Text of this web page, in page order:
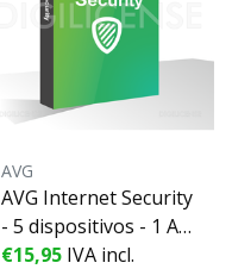
AVG
AVG Internet Security
- 5 dispositivos - 1 Añ
o
€15,95 IVA incl.